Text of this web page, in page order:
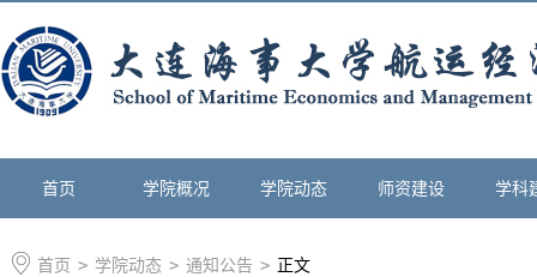
首页 学院概况 学院动态 师资建设 学科
首页 > 学院动态 > 通知公告 > 正文